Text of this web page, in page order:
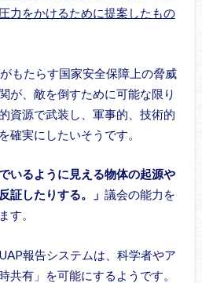
力をかけるために提案したもの
もたらす国家安全保障上の脅威
が、敵を倒すために可能な限り
資源で武装し、軍事的、技術的
確実にしたいそうです。
いるように見える物体の起源や
証したりする。」 議会の能力を
す。
報告システムは、科学者やア
共有」を可能にするようです。